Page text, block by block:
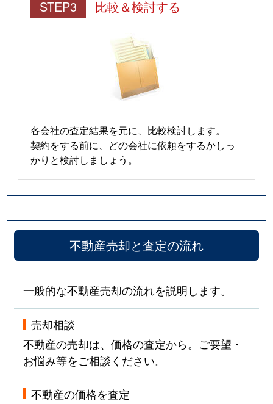
STEP3 比較＆検討する
各会社の査定結果を元に、比較検討します。
契約をする前に、どの会社に依頼をするかしっ
かりと検討しましょう。
不動産売却と査定の流れ
一般的な不動産売却の流れを説明します。
売却相談
不動産の売却は、価格の査定から。ご要望・
お悩み等をご相談ください。
不動産の価格を査定